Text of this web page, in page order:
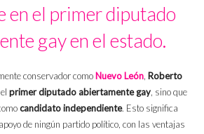
en el primer diputado
gay en el estado.
conservador como Nuevo León, Roberto
primer diputado abiertamente gay, sino que
candidato independiente. Esto significa
de ningún partido político, con las ventajas